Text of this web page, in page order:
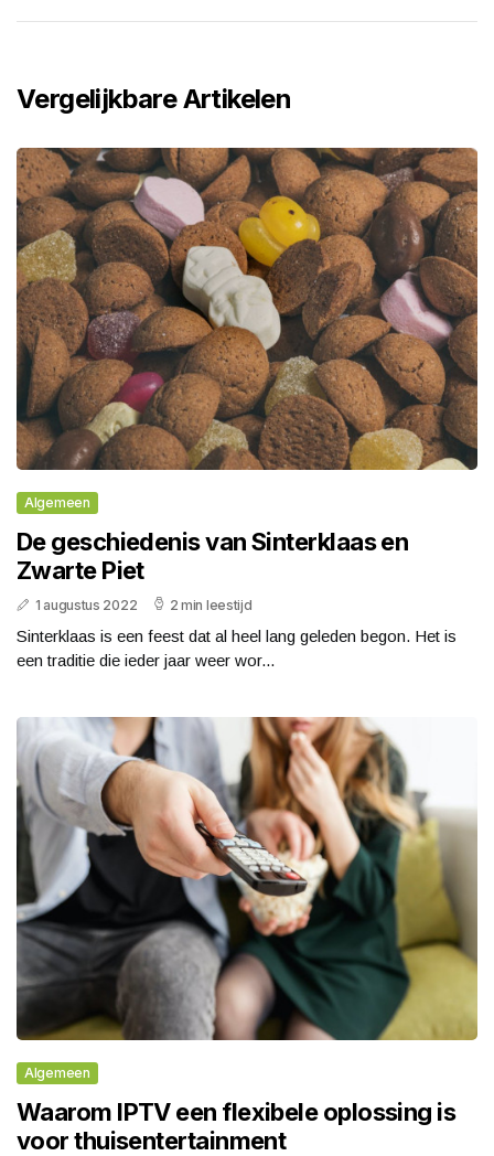
Vergelijkbare Artikelen
Algemeen
De geschiedenis van Sinterklaas en
Zwarte Piet
1 augustus 2022 2 min leestijd
Sinterklaas is een feest dat al heel lang geleden begon. Het is
een traditie die ieder jaar weer wor...
Algemeen
Waarom IPTV een flexibele oplossing is
voor thuisentertainment